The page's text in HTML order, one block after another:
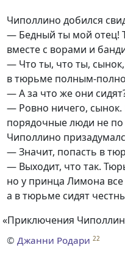
Чиполлино добился
— Бедный ты мой отец!
вместе с ворами и
— Что ты, что ты,
в тюрьме полным-
— А за что же они
— Ровно ничего, сынок.
порядочные люди не по
Чиполлино
— Значит, попасть в
— Выходит, что так.
но у принца Лимона
а в тюрьме сидят
«Приключения
© Джанни Родари 22